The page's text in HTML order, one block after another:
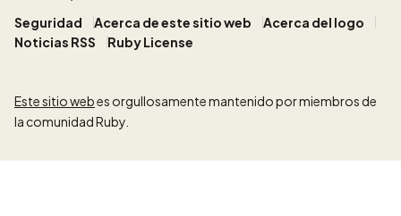
Seguridad Acerca de este sitio web
Acerca del logo
Noticias RSS
Ruby License
Este sitio webes orgullosamente mantenido por miembros de
la comunidad Ruby.